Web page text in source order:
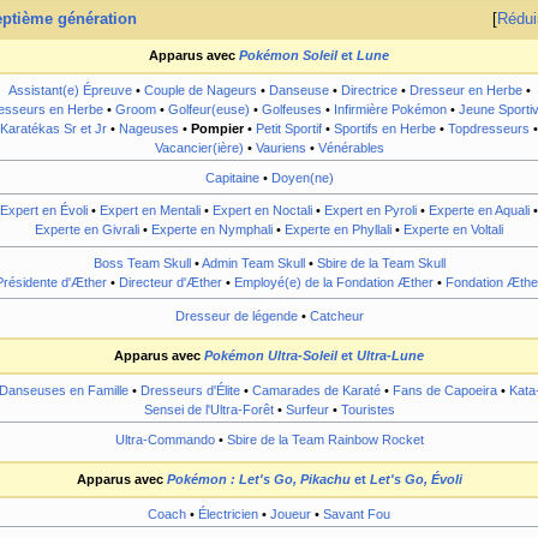
génération
Apparus avec Pokémon Soleilet Lune
Assistant(e) Épreuve• Couple de Nageurs • Danseuse• Directrice• Dresseur en Herbe•
en Herbe • Groom • Golfeur(euse) • Golfeuses • Infirmière Pokémon • Jeune
Karatékas Sr et Jr • Nageuses • Pompier• Petit Sportif • Sportifs en Herbe • Topdresseurs •
Vacancier(ière) • Vauriens • Vénérables
Capitaine• Doyen(ne)
Expert en Évoli • Expert en Mentali • Expert en Noctali • Expert en Pyroli • Experte en Aquali •
Experte en Givrali • Experte en Nymphali • Experte en Phyllali • Experte en Voltali
Boss Team Skull•Admin Team Skull• Sbire de la Team Skull
d'Æther • Directeur d'Æther • Employé(e) de la Fondation Æther • Fondation
Dresseur de légende• Catcheur
Apparus avec Pokémon Ultra-Soleilet Ultra-Lune
Danseuses en Famille• Dresseurs d'Élite• Camarades de Karaté• Fans de Capoeira•
Sensei de l'Ultra-Forêt• Surfeur• Touristes
Ultra-Commando• Sbire de la Team Rainbow Rocket
Apparus avec Pokémon : Let's Go, Pikachuet Let's Go, Évoli
Coach • Électricien • Joueur • Savant Fou